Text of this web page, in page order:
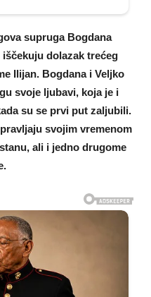
supruga Bogdana
dolazak trećeg
Ilijan. Bogdana i Veljko
svoje ljubavi, koja je i
su se prvi put zaljubili.
svojim vremenom
ali i jedno drugome